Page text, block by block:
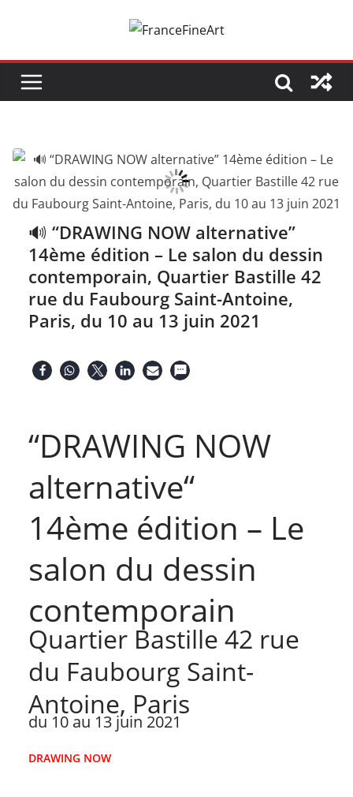
🔊 “DRAWING NOW alternative”
14ème édition – Le salon du dessin
contemporain, Quartier Bastille 42
rue du Faubourg Saint-Antoine,
Paris, du 10 au 13 juin 2021
“DRAWING NOW
alternative“
14ème édition – Le
salon du dessin
contemporain
Quartier Bastille 42 rue
du Faubourg Saint-
Antoine, Paris
du 10 au 13 juin 2021
DRAWING NOW